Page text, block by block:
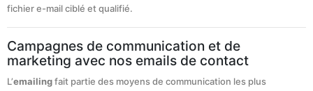
fichier e-mail ciblé et qualifié.
Campagnes de communication et de
marketing avec nos emails de contact
L’emailingfait partie des moyens de communication les plus